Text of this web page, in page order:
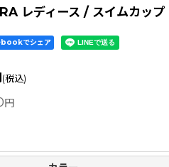
RA レディース / スイムカッ
でシェア
(税込)
円